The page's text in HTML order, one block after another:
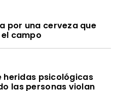
por una cerveza que
campo
heridas psicológicas
las personas violan